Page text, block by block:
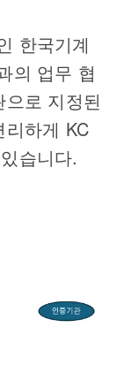
한국기계
의 업무 협
로 지정된
하게 KC
습니다.